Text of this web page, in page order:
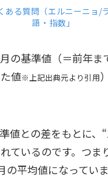
ある質問（エルニーニョ/
語・指数」
の基準値（＝前年ま
値※上記出典元より引用
値との差をもとに、
ているのです。つま
の平均値になっていま